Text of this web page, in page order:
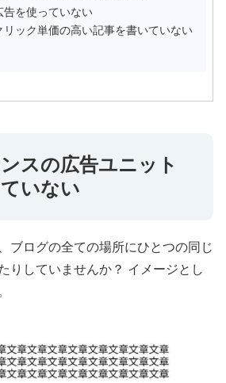
告を使っていない
リック単価の高い記事を書いていない
スの広告ユニット
いない
ブログの全ての場所にひとつの同じ
りしていませんか？ イメージとし